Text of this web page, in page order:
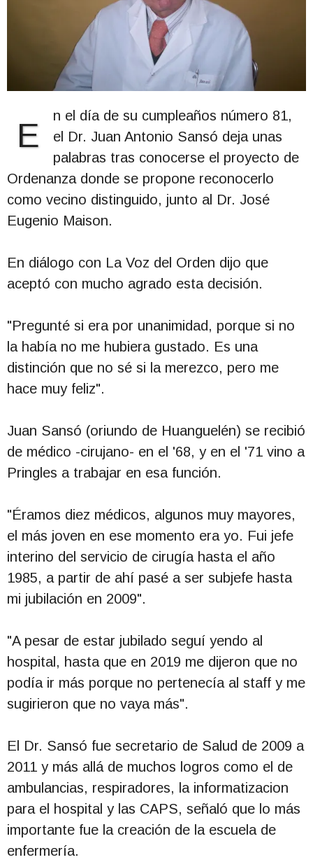
E
n el día de su cumpleaños número 81,
el Dr. Juan Antonio Sansó deja unas
palabras tras conocerse el proyecto de
Ordenanza donde se propone reconocerlo
como vecino distinguido, junto al Dr. José
Eugenio Maison.
En diálogo con La Voz del Orden dijo que
aceptó con mucho agrado esta decisión.
"Pregunté si era por unanimidad, porque si no
la había no me hubiera gustado. Es una
distinción que no sé si la merezco, pero me
hace muy feliz".
Juan Sansó (oriundo de Huanguelén) se recibió
de médico -cirujano- en el '68, y en el '71 vino a
Pringles a trabajar en esa función.
"Éramos diez médicos, algunos muy mayores,
el más joven en ese momento era yo. Fui jefe
interino del servicio de cirugía hasta el año
1985, a partir de ahí pasé a ser subjefe hasta
mi jubilación en 2009".
"A pesar de estar jubilado seguí yendo al
hospital, hasta que en 2019 me dijeron que no
podía ir más porque no pertenecía al staff y me
sugirieron que no vaya más".
El Dr. Sansó fue secretario de Salud de 2009 a
2011 y más allá de muchos logros como el de
ambulancias, respiradores, la informatizacion
para el hospital y las CAPS, señaló que lo más
importante fue la creación de la escuela de
enfermería.